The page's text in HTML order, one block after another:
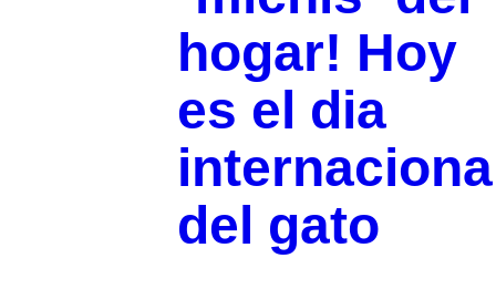
hogar! Hoy
es el dia
del gato